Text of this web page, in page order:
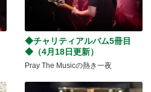
◆チャリティアルバム5冊目
◆（4月18日更新）
Pray The Musicの熱き一夜